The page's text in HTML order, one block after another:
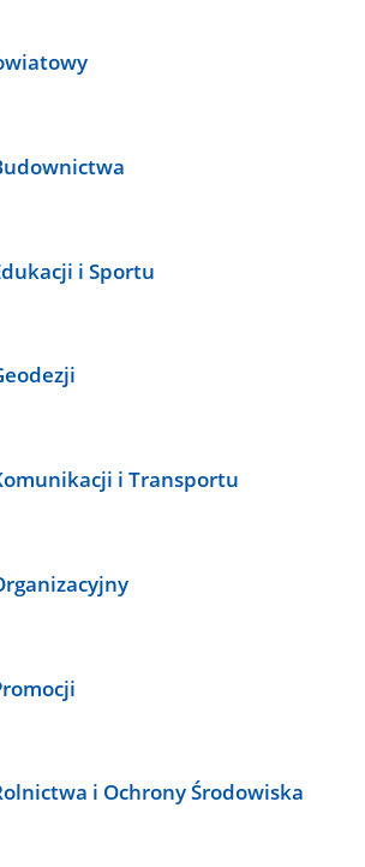
i Sportu
i Transportu
i Ochrony Środowiska